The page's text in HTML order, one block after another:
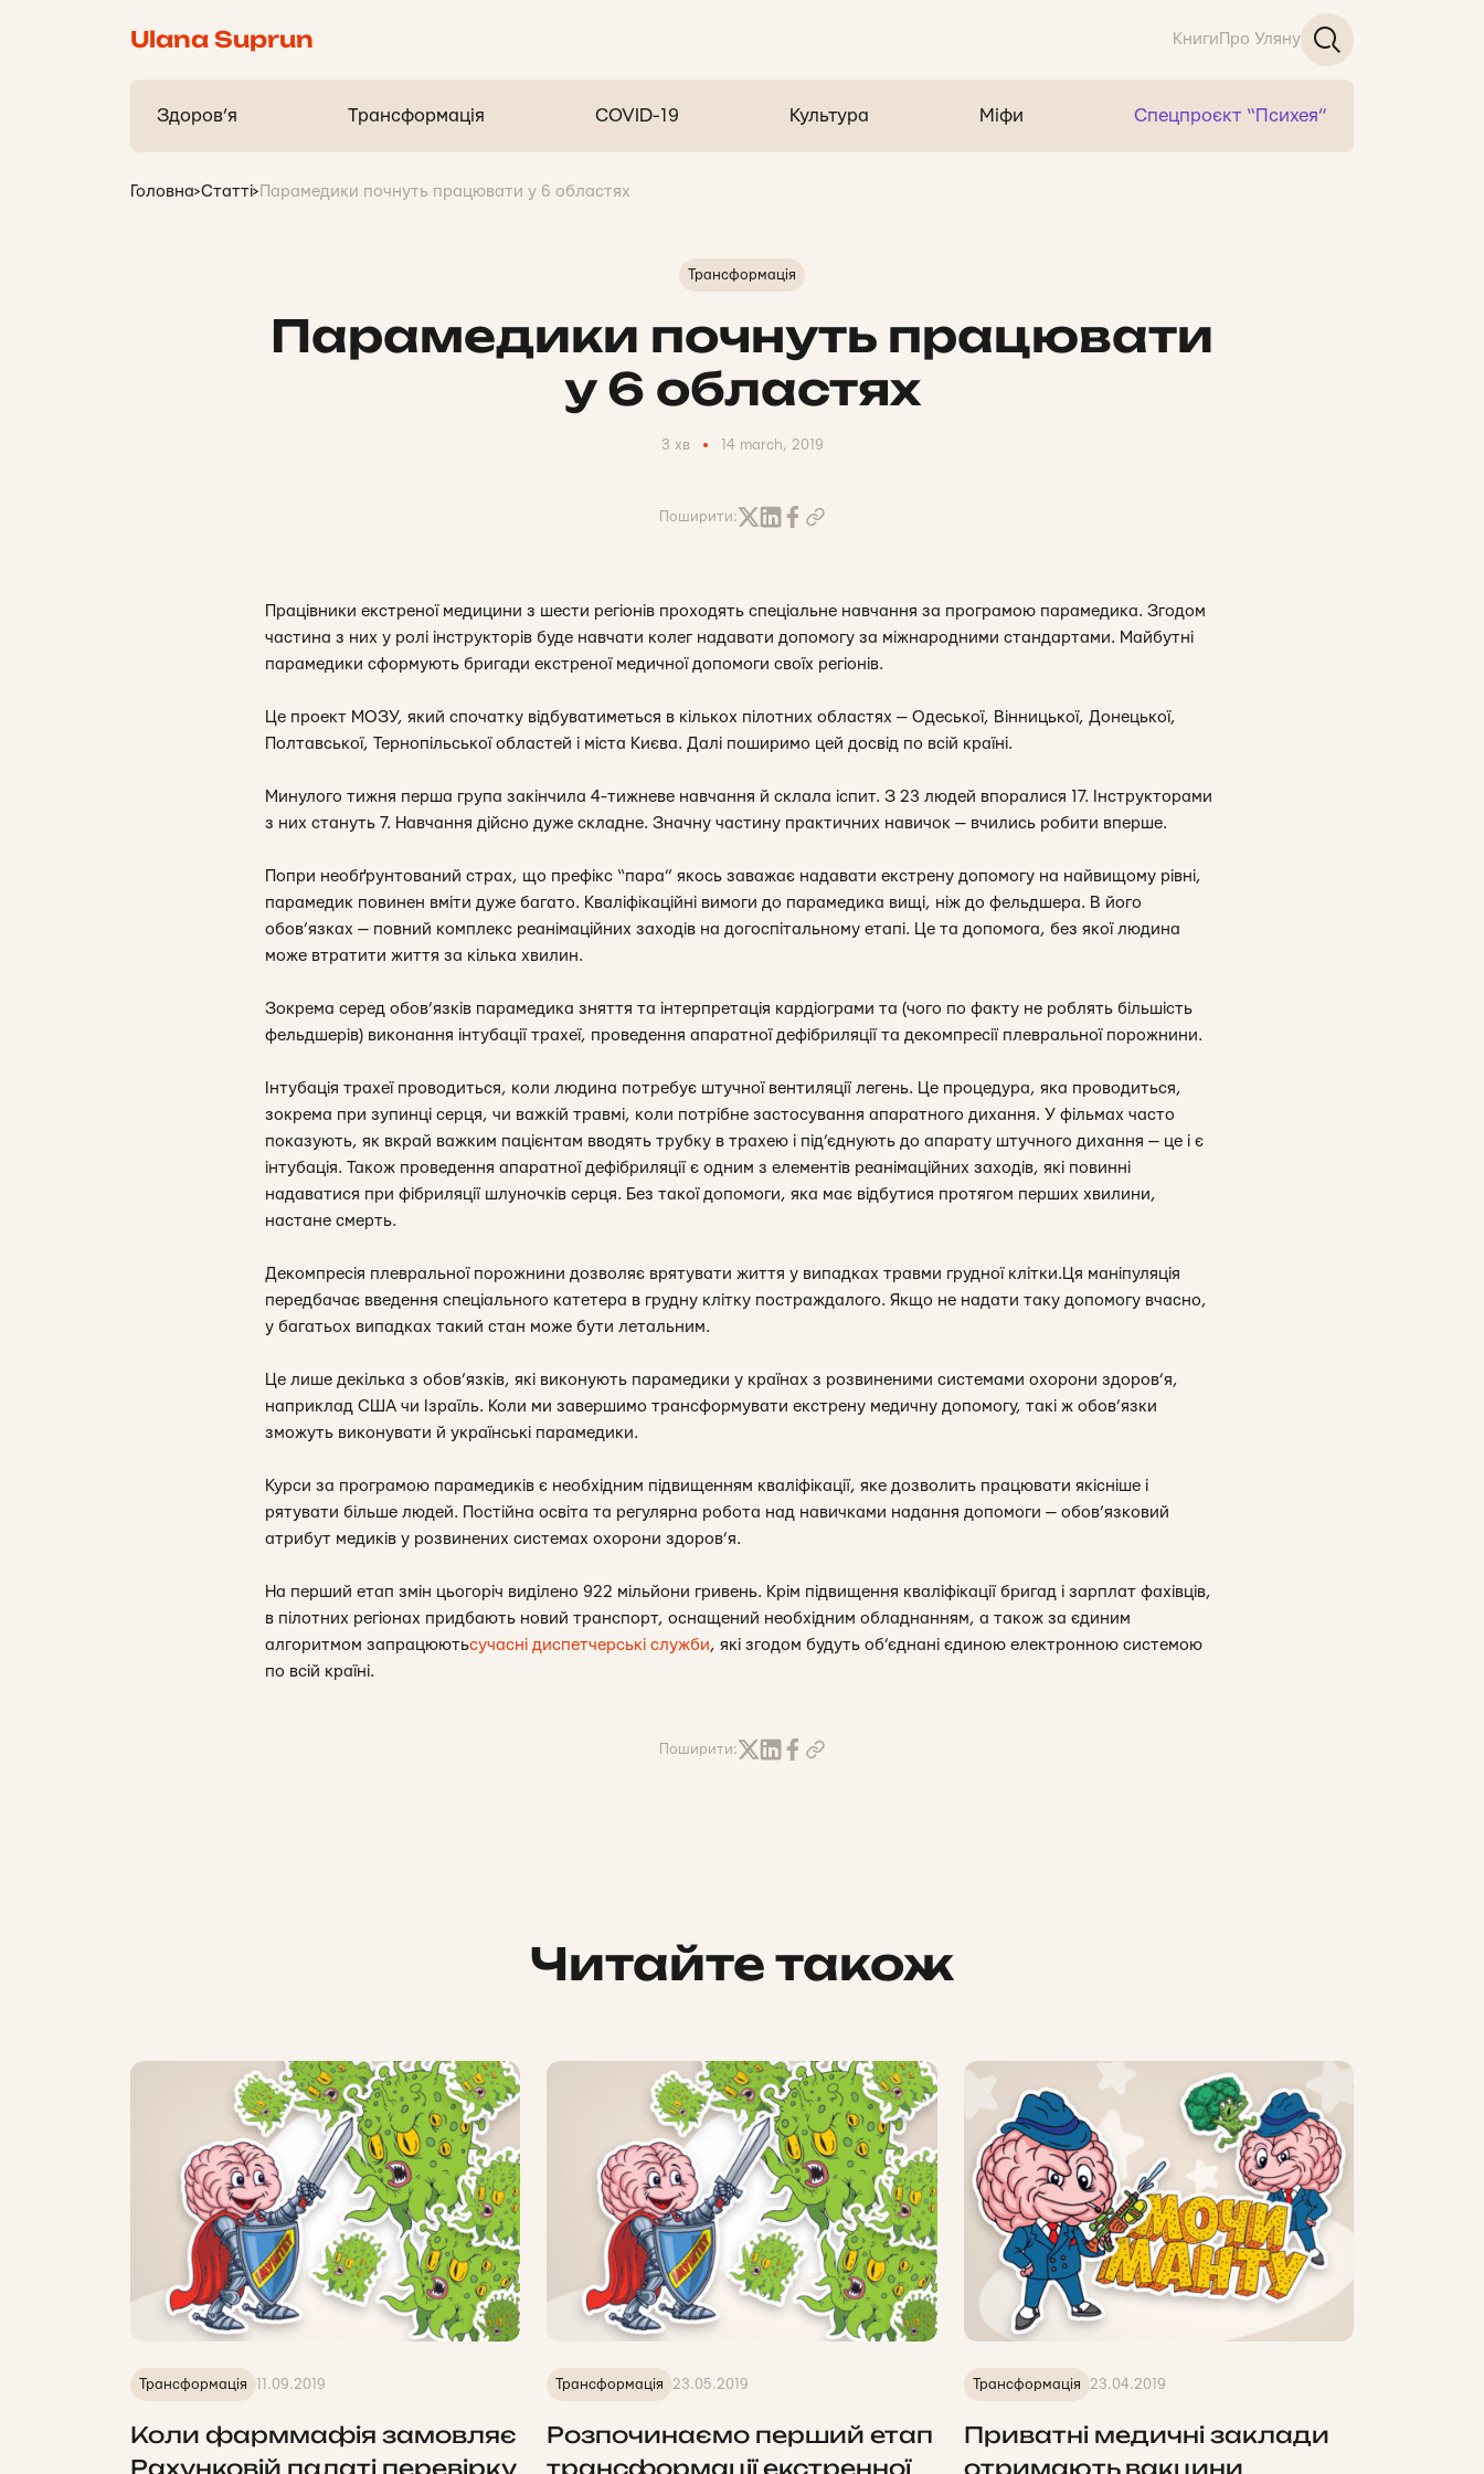
Ulana Suprun Книги Про Уляну
Здоров’я Трансформація COVID-19 Культура Міфи Спецпроєкт “Психея”
Головна>Статті> Парамедики почнуть працювати у 6 областях
Трансформація
Парамедики почнуть працювати
у 6 областях
3 хв 14 march, 2019
Поширити:
Працівники екстреної медицини з шести регіонів проходять спеціальне навчання за програмою парамедика. Згодом
частина з них у ролі інструкторів буде навчати колег надавати допомогу за міжнародними стандартами. Майбутні
парамедики сформують бригади екстреної медичної допомоги своїх регіонів.
Це проект МОЗУ, який спочатку відбуватиметься в кількох пілотних областях — Одеської, Вінницької, Донецької,
Полтавської, Тернопільської областей і міста Києва. Далі поширимо цей досвід по всій країні.
Минулого тижня перша група закінчила 4-тижневе навчання й склала іспит. З 23 людей впоралися 17. Інструкторами
з них стануть 7. Навчання дійсно дуже складне. Значну частину практичних навичок — вчились робити вперше.
Попри необґрунтований страх, що префікс “пара” якось заважає надавати екстрену допомогу на найвищому рівні,
парамедик повинен вміти дуже багато. Кваліфікаційні вимоги до парамедика вищі, ніж до фельдшера. В його
обов’язках — повний комплекс реанімаційних заходів на догоспітальному етапі. Це та допомога, без якої людина
може втратити життя за кілька хвилин.
Зокрема серед обов’язків парамедика зняття та інтерпретація кардіограми та (чого по факту не роблять більшість
фельдшерів) виконання інтубації трахеї, проведення апаратної дефібриляції та декомпресії плевральної порожнини.
Інтубація трахеї проводиться, коли людина потребує штучної вентиляції легень. Це процедура, яка проводиться,
зокрема при зупинці серця, чи важкій травмі, коли потрібне застосування апаратного дихання. У фільмах часто
показують, як вкрай важким пацієнтам вводять трубку в трахею і під’єднують до апарату штучного дихання — це і є
інтубація. Також проведення апаратної дефібриляції є одним з елементів реанімаційних заходів, які повинні
надаватися при фібриляції шлуночків серця. Без такої допомоги, яка має відбутися протягом перших хвилини,
настане смерть.
Декомпресія плевральної порожнини дозволяє врятувати життя у випадках травми грудної клітки.Ця маніпуляція
передбачає введення спеціального катетера в грудну клітку постраждалого. Якщо не надати таку допомогу вчасно,
у багатьох випадках такий стан може бути летальним.
Це лише декілька з обов’язків, які виконують парамедики у країнах з розвиненими системами охорони здоров’я,
наприклад США чи Ізраїль. Коли ми завершимо трансформувати екстрену медичну допомогу, такі ж обов’язки
зможуть виконувати й українські парамедики.
Курси за програмою парамедиків є необхідним підвищенням кваліфікації, яке дозволить працювати якісніше і
рятувати більше людей. Постійна освіта та регулярна робота над навичками надання допомоги — обов’язковий
атрибут медиків у розвинених системах охорони здоров’я.
На перший етап змін цьогоріч виділено 922 мільйони гривень. Крім підвищення кваліфікації бригад і зарплат фахівців,
в пілотних регіонах придбають новий транспорт, оснащений необхідним обладнанням, а також за єдиним
алгоритмом запрацюютьсучасні диспетчерські служби, які згодом будуть об’єднані єдиною електронною системою
по всій країні.
Поширити:
Читайте також
Трансформація 11.09.2019
Коли фарммафія замовляє
Рахунковій палаті перевірку
Трансформація 23.05.2019
Розпочинаємо перший етап
трансформації екстренної
Трансформація 23.04.2019
Приватні медичні заклади
отримають вакцини